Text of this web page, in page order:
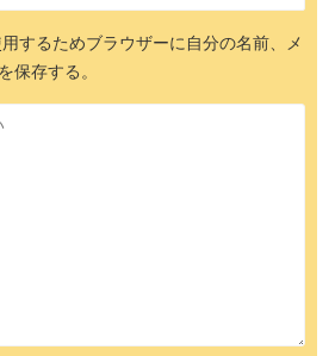
するためブラウザーに自分の名前、メ
保存する。